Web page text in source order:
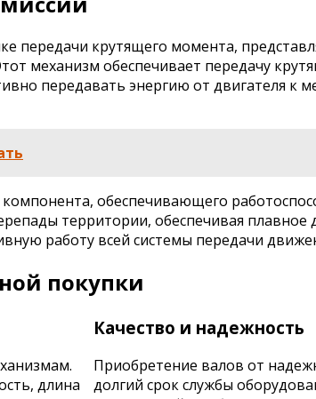
передачи крутящего момента,
обеспечивает передачу
передавать энергию от двигателя к
обеспечивающего
территории, обеспечивая плавное
работу всей системы передачи
покупки
длина
Качество и надежность
Приобретение валов от
долгий срок службы